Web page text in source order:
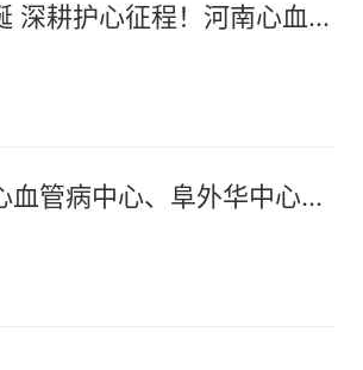
立105周年大会
血管病中心、阜外华中心血
表大会第二次会议召开